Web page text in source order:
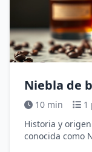
Niebla de
10 min
1
Historia y origen de
conocida como